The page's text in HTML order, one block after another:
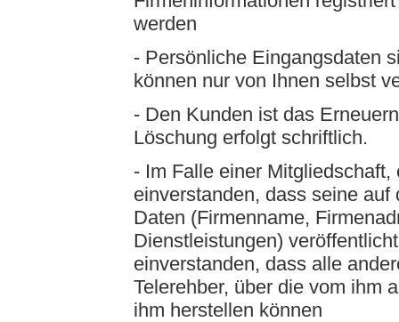
werden
- Persönliche Eingangsdaten
können nur von Ihnen selbst
- Den Kunden ist das
Löschung erfolgt schriftlich.
- Im Falle einer
einverstanden, dass seine
Daten (Firmenname,
Dienstleistungen)
einverstanden, dass alle
Telerehber, über die vom ihm
ihm herstellen können